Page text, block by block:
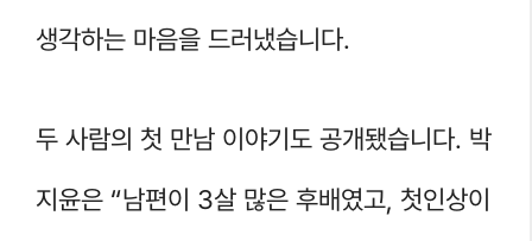
생각하는 마음을 드러냈습니다.
두 사람의 첫 만남 이야기도 공개됐습니다. 박
지윤은 “남편이 3살 많은 후배였고, 첫인상이